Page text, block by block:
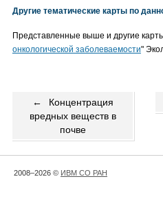
Другие тематические карты по
Представленные выше и другие
онкологической заболеваемости"
←
Концентрация
вредных веществ в
почве
2008–2026 © ИВМ СО РАН